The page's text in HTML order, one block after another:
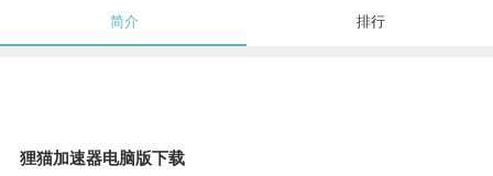
简介 排行
狸猫加速器电脑版下载